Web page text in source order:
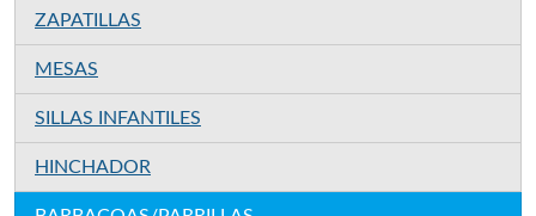
ZAPATILLAS
MESAS
SILLAS INFANTILES
HINCHADOR